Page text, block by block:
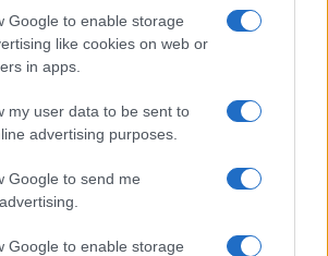
Google to enable storage
like cookies on web or
in apps.
my user data to be sent to
advertising purposes.
Google to send me
Google to enable storage